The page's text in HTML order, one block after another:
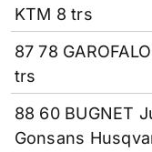
KTM 8 trs
87 78
trs
88 60 BUGNET
Gonsans